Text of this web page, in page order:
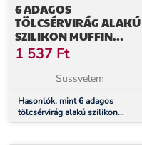
6 ADAGOS
TÖLCSÉRVIRÁG ALAKÚ
SZILIKON MUFFIN
SÜTŐFORMA
1 537 Ft
Sussvelem
Hasonlók, mint 6 adagos
tölcsérvirág alakú szilikon
muffin sütőforma